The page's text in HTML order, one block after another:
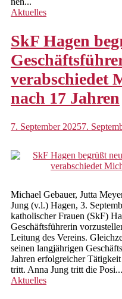
Aktuelles
SkF Hagen
verabschiedet
nach 17 Jahren
7. September 20257.
Michael Gebauer, Jutta
Jung (v.l.) Hagen, 3.
katholischer Frauen (SkF)
Geschäftsführerin
Leitung des Vereins.
seinen langjährigen
Jahren erfolgreicher
tritt. Anna Jung tritt die Posi...
Aktuelles